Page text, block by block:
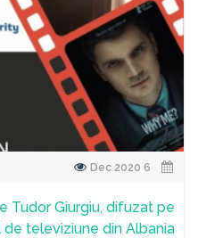
Tudor Giurgiu, difuzat pe
televiziune din Albania